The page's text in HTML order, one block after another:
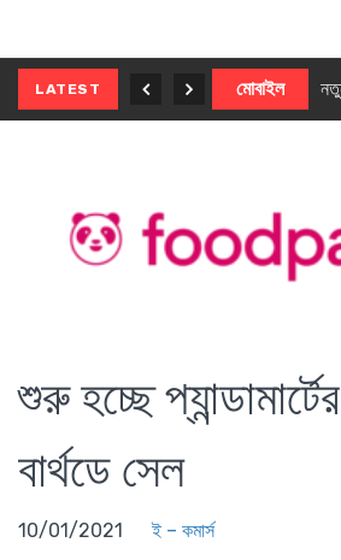
LATEST মোবাইল
শুরু হচ্ছে প্যান্ডামার্টের
বার্থডে সেল
10/01/2021 ই – কমার্স